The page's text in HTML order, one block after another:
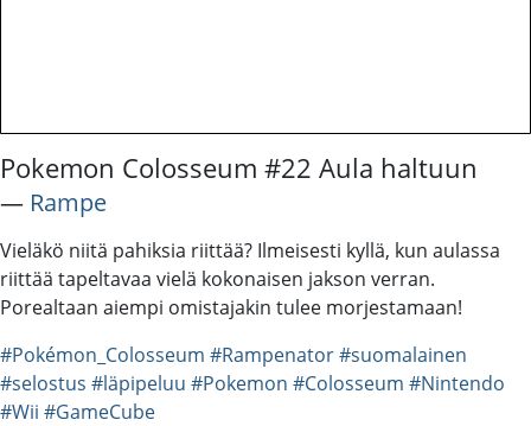
Pokemon Colosseum #22 Aula haltuun
― Rampe
Vieläkö niitä pahiksia riittää? Ilmeisesti kyllä, kun aulassa
riittää tapeltavaa vielä kokonaisen jakson verran.
Porealtaan aiempi omistajakin tulee morjestamaan!
#Pokémon_Colosseum #Rampenator#suomalainen
#selostus #läpipeluu #Pokemon #Colosseum #Nintendo
#Wii #GameCube